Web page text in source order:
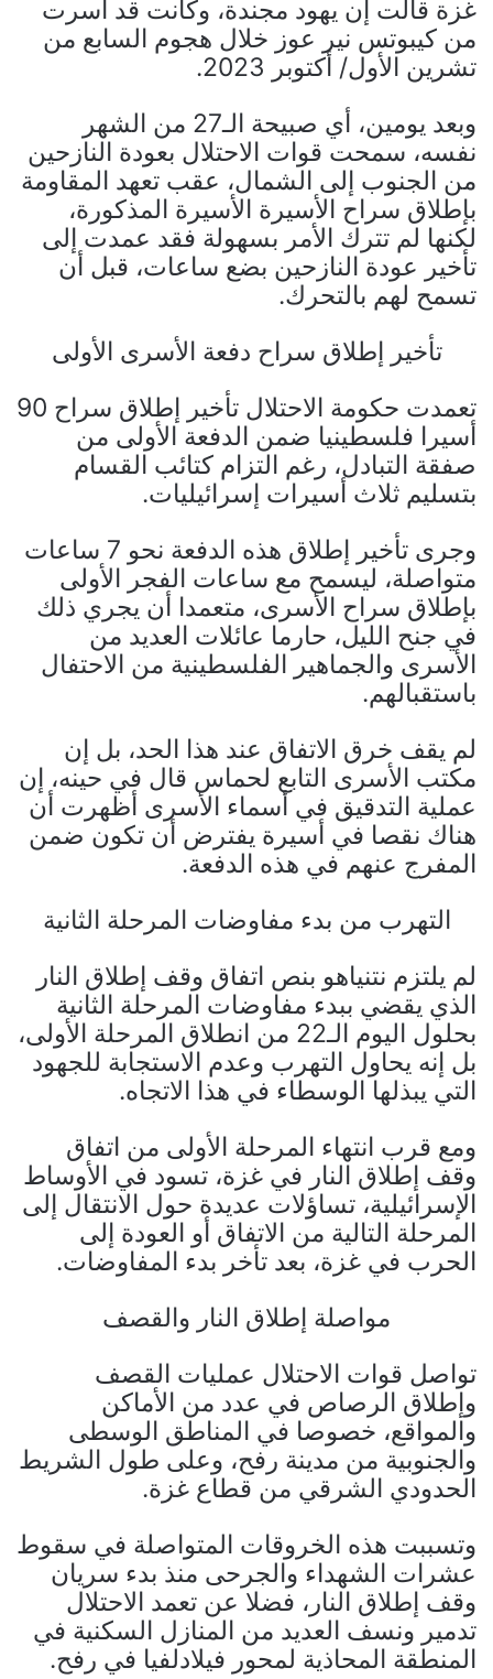
غزة قالت إن يهود مجندة، وكانت قد أسرت
من كيبوتس نير عوز خلال هجوم السابع من
تشرين الأول/ أكتوبر 2023.
وبعد يومين، أي صبيحة الـ27 من الشهر
نفسه، سمحت قوات الاحتلال بعودة النازحين
من الجنوب إلى الشمال، عقب تعهد المقاومة
بإطلاق سراح الأسيرة الأسيرة المذكورة،
لكنها لم تترك الأمر بسهولة فقد عمدت إلى
تأخير عودة النازحين بضع ساعات، قبل أن
تسمح لهم بالتحرك.
تأخير إطلاق سراح دفعة الأسرى الأولى
تعمدت حكومة الاحتلال تأخير إطلاق سراح 90
أسيرا فلسطينيا ضمن الدفعة الأولى من
صفقة التبادل، رغم التزام كتائب القسام
بتسليم ثلاث أسيرات إسرائيليات.
وجرى تأخير إطلاق هذه الدفعة نحو 7 ساعات
متواصلة، ليسمح مع ساعات الفجر الأولى
بإطلاق سراح الأسرى، متعمدا أن يجري ذلك
في جنح الليل، حارما عائلات العديد من
الأسرى والجماهير الفلسطينية من الاحتفال
باستقبالهم.
لم يقف خرق الاتفاق عند هذا الحد، بل إن
مكتب الأسرى التابع لحماس قال في حينه، إن
عملية التدقيق في أسماء الأسرى أظهرت أن
هناك نقصا في أسيرة يفترض أن تكون ضمن
المفرج عنهم في هذه الدفعة.
التهرب من بدء مفاوضات المرحلة الثانية
لم يلتزم نتنياهو بنص اتفاق وقف إطلاق النار
الذي يقضي ببدء مفاوضات المرحلة الثانية
بحلول اليوم الـ22 من انطلاق المرحلة الأولى،
بل إنه يحاول التهرب وعدم الاستجابة للجهود
التي يبذلها الوسطاء في هذا الاتجاه.
ومع قرب انتهاء المرحلة الأولى من اتفاق
وقف إطلاق النار في غزة، تسود في الأوساط
الإسرائيلية، تساؤلات عديدة حول الانتقال إلى
المرحلة التالية من الاتفاق أو العودة إلى
الحرب في غزة، بعد تأخر بدء المفاوضات.
مواصلة إطلاق النار والقصف
تواصل قوات الاحتلال عمليات القصف
وإطلاق الرصاص في عدد من الأماكن
والمواقع، خصوصا في المناطق الوسطى
والجنوبية من مدينة رفح، وعلى طول الشريط
الحدودي الشرقي من قطاع غزة.
وتسببت هذه الخروقات المتواصلة في سقوط
عشرات الشهداء والجرحى منذ بدء سريان
وقف إطلاق النار، فضلا عن تعمد الاحتلال
تدمير ونسف العديد من المنازل السكنية في
المنطقة المحاذية لمحور فيلادلفيا في رفح.